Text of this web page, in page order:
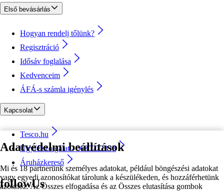
Adatvédelmi beállítások
Mi és 18 partnerünk személyes adatokat, például böngészési adatokat
vagy egyedi azonosítókat tárolunk a készülékeden, és hozzáférhetünk
azokhoz. Az Összes elfogadása és az Összes elutasítása gombok
Első bevásárlás
Hogyan rendelj tőlünk?
Regisztráció
Idősáv foglalása
Kedvenceim
ÁFÁ-s számla igénylés
Kapcsolat
Tesco.hu
Ügyfélszolgálat - 0680222333
Áruházkereső
followUs